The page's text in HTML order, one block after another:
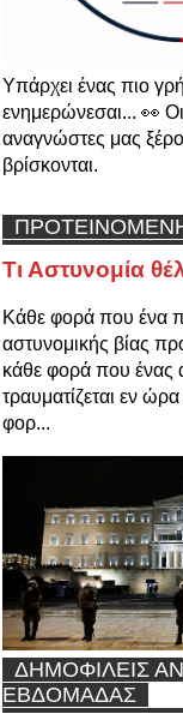
Υπάρχει ένας πιο
ενημερώνεσαι... 👀
αναγνώστες μας
βρίσκονται.
Τι Αστυνομία
Κάθε φορά που ένα
αστυνομικής βίας
κάθε φορά που ένας
τραυματίζεται εν
φορ...
ΔΗΜΟΦΙΛΕΙΣ
ΕΒΔΟΜΑΔΑΣ